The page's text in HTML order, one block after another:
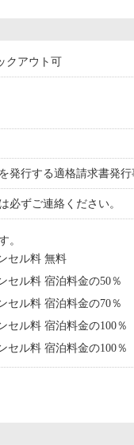
クアウト可
行する適格請求書発行
必ずご連絡ください。
。
セル料 無料
セル料 宿泊料金の50％
セル料 宿泊料金の70％
セル料 宿泊料金の100％
セル料 宿泊料金の100％